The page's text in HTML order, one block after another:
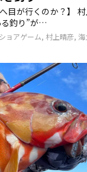
目が行くのか？】
る釣り”が…
ョアゲーム, 村上晴彦,海